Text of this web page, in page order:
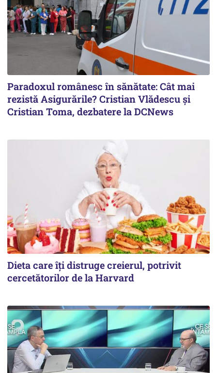
Paradoxul românesc în sănătate: Cât mai
rezistă Asigurările? Cristian Vlădescu și
Cristian Toma, dezbatere la DCNews
Dieta care îți distruge creierul, potrivit
cercetătorilor de la Harvard